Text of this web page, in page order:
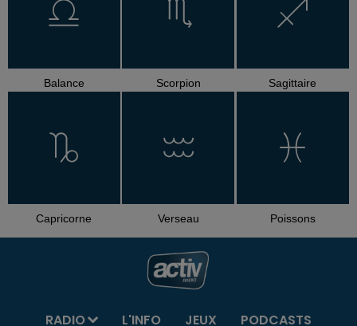
Balance Scorpion Sagittaire
Capricorne Verseau Poissons
RADIO L'INFO JEUX
PODCASTS